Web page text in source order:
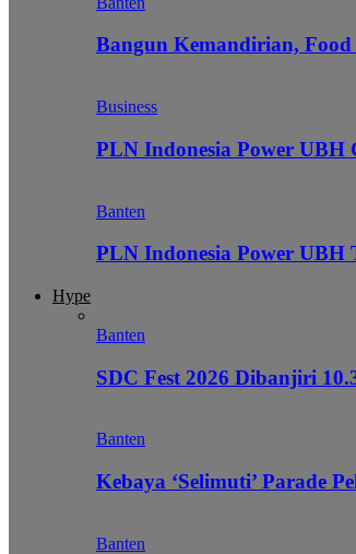
Bangun Kemandirian,
Business
PLN Indonesia Power
Banten
PLN Indonesia Power
Hype
Banten
SDC Fest 2026 Dibanjiri
Banten
Kebaya ‘Selimuti’ Parade
Banten